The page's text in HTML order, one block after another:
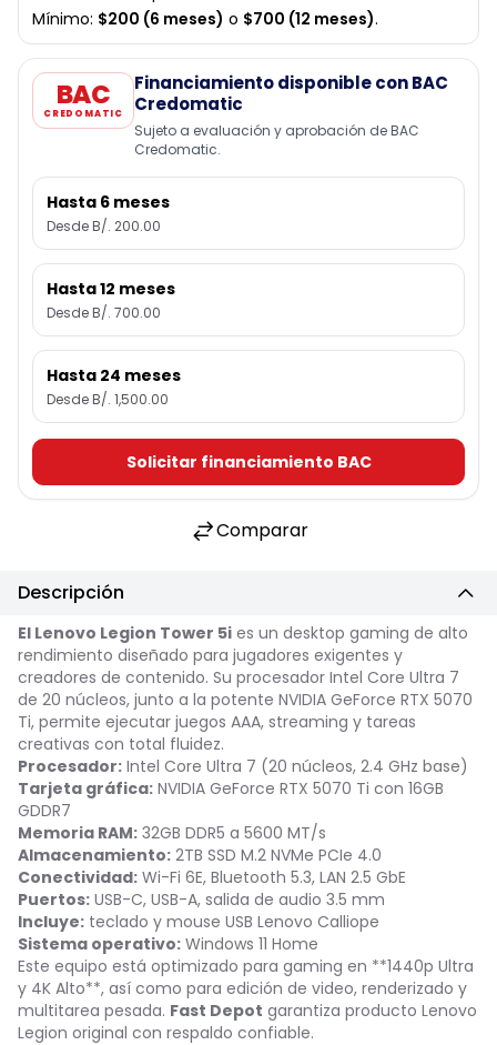
Mínimo: $200 (6 meses) o $700 (12 meses).
BAC
CREDOMATIC
Financiamiento disponible con BAC
Credomatic
Sujeto a evaluación y aprobación de BAC
Credomatic.
Hasta 6 meses
Desde B/. 200.00
Hasta 12 meses
Desde B/. 700.00
Hasta 24 meses
Desde B/. 1,500.00
Solicitar financiamiento BAC
Comparar
Descripción
El Lenovo Legion Tower 5i es un desktop gaming de alto
rendimiento diseñado para jugadores exigentes y
creadores de contenido. Su procesador Intel Core Ultra 7
de 20 núcleos, junto a la potente NVIDIA GeForce RTX 5070
Ti, permite ejecutar juegos AAA, streaming y tareas
creativas con total fluidez.
Procesador: Intel Core Ultra 7 (20 núcleos, 2.4 GHz base)
Tarjeta gráfica: NVIDIA GeForce RTX 5070 Ti con 16GB
GDDR7
Memoria RAM: 32GB DDR5 a 5600 MT/s
Almacenamiento: 2TB SSD M.2 NVMe PCIe 4.0
Conectividad: Wi-Fi 6E, Bluetooth 5.3, LAN 2.5 GbE
Puertos: USB-C, USB-A, salida de audio 3.5 mm
Incluye: teclado y mouse USB Lenovo Calliope
Sistema operativo: Windows 11 Home
Este equipo está optimizado para gaming en **1440p Ultra
y 4K Alto**, así como para edición de video, renderizado y
multitarea pesada. Fast Depot garantiza producto Lenovo
Legion original con respaldo confiable.